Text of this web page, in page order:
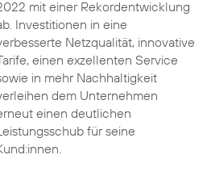
mit einer Rekordentwicklung
Investitionen in eine
Netzqualität, innovative
einen exzellenten Service
in mehr Nachhaltigkeit
dem Unternehmen
einen deutlichen
für seine